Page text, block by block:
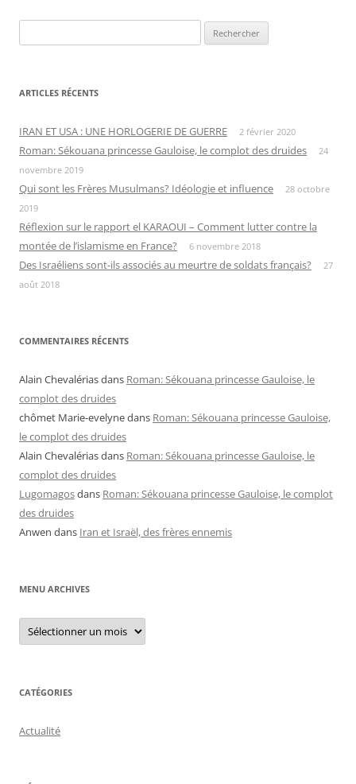
ARTICLES RÉCENTS
IRAN ET USA : UNE HORLOGERIE DE GUERRE 2 février 2020
Roman: Sékouana princesse Gauloise, le complot des druides
24
novembre 2019
Qui sont les Frères Musulmans? Idéologie et influence
28 octobre
2019
Réflexion sur le rapport el KARAOUI – Comment lutter contre la
montée de l’islamisme en France?
6 novembre 2018
Des Israéliens sont-ils associés au meurtre de soldats français?
27
août 2018
COMMENTAIRES RÉCENTS
Alain Chevalériasdans Roman: Sékouana princesse Gauloise, le
complot des druides
chômet Marie-evelynedans Roman: Sékouana princesse Gauloise,
le complot des druides
Alain Chevalériasdans Roman: Sékouana princesse Gauloise, le
complot des druides
Lugomagosdans Roman: Sékouana princesse Gauloise, le complot
des druides
Anwen dans Iran et Israël, des frères ennemis
MENU ARCHIVES
Menu
archives
CATÉGORIES
Actualité